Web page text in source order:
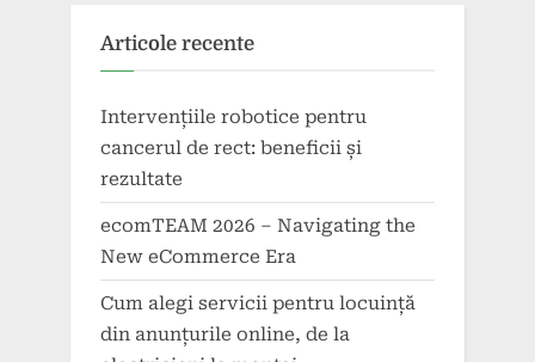
Articole recente
Intervențiile robotice pentru
cancerul de rect: beneficii și
rezultate
ecomTEAM 2026 – Navigating the
New eCommerce Era
Cum alegi servicii pentru locuință
din anunțurile online, de la